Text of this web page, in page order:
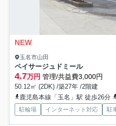
NEW
玉名市山田
ペイサージュドミール
4.7万円 管理/共益費3,000円
50.12㎡ (2DK) /築27年 /2階建
鹿児島本線「玉名」駅 徒歩26分
駐輪場 インターネット対応 駐